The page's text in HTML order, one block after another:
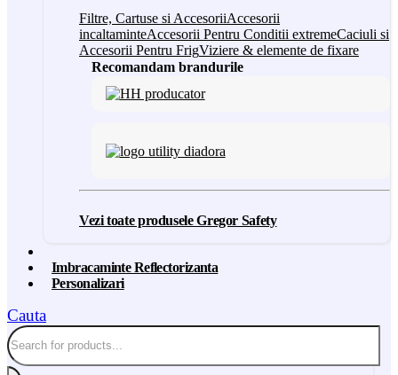
Filtre, Cartuse si AccesoriiAccesorii
incaltaminteAccesorii Pentru Conditii extremeCaciuli si
Accesorii Pentru FrigViziere & elemente de fixare
Recomandam brandurile
Vezi toate produsele Gregor Safety
Imbracaminte Reflectorizanta
Personalizari
Cauta